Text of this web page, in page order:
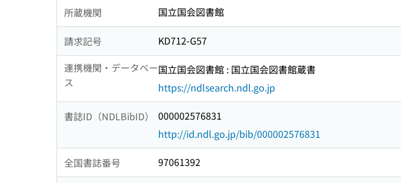
所蔵機関 国立国会図書館
請求記号
KD712-G57
連携機関・データベー
ス
国立国会図書館 : 国立国会図書館蔵書
https://ndlsearch.ndl.go.jp
書誌ID（NDLBibID）
000002576831
http://id.ndl.go.jp/bib/000002576831
全国書誌番号 97061392